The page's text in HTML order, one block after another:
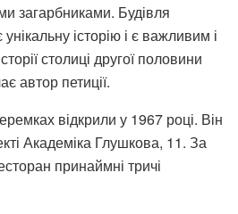
загарбниками. Будівля
історію і є важливим і
столиці другої половини
автор петиції.
відкрили у 1967 році. Він
Академіка Глушкова, 11. За
принаймні тричі